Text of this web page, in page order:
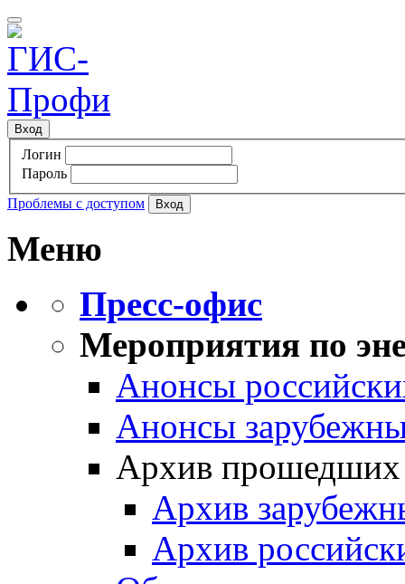
Вход
Логин
Пароль
Проблемы с доступом
Меню
Пресс-офис
Мероприятия по
Анонсы
Анонсы
Архив прошедших
Архив
Архив